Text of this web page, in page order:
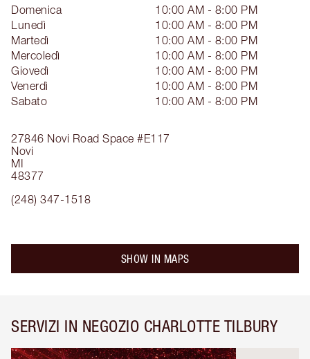
27846 Novi Road Space #E117
Novi
MI
48377
(248) 347-1518
Domenica
10:00 AM - 8:00 PM
Lunedì
10:00 AM - 8:00 PM
Martedì
10:00 AM - 8:00 PM
Mercoledì
10:00 AM - 8:00 PM
Giovedì
10:00 AM - 8:00 PM
Venerdì
10:00 AM - 8:00 PM
Sabato
10:00 AM - 8:00 PM
SHOW IN MAPS
SERVIZI IN NEGOZIO CHARLOTTE TILBURY